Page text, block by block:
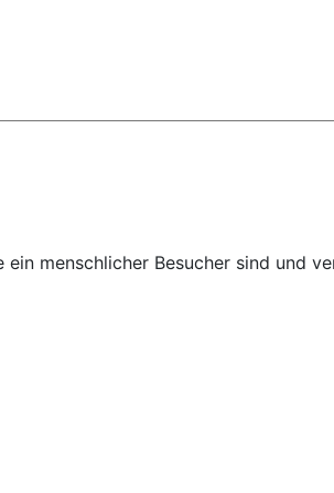
menschlicher Besucher sind und